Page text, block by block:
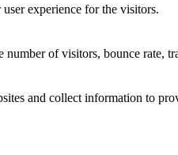
experience for the visitors.
of visitors, bounce rate,
and collect information to